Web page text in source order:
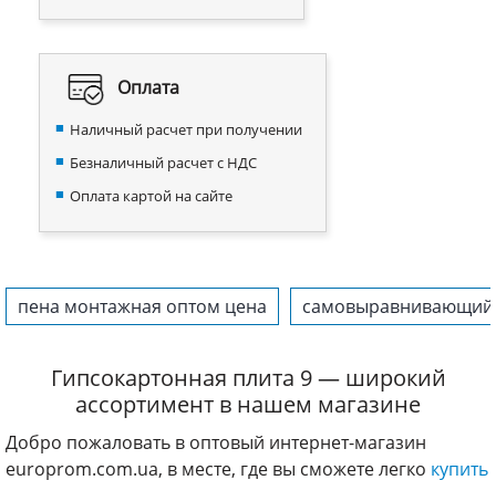
Оплата
Наличный расчет при получении
Безналичный расчет с НДС
Оплата картой на сайте
пена монтажная оптом цена
Гипсокартонная плита 9 — широкий
ассортимент в нашем магазине
Добро пожаловать в оптовый интернет-магазин
europrom.com.ua, в месте, где вы сможете легко купить